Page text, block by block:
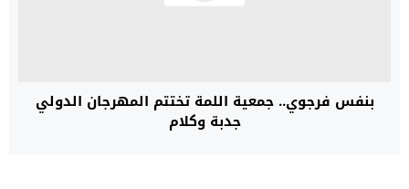
بنفس فرجوي.. جمعية اللمة تختتم المهرجان الدولي
جدبة وكلام